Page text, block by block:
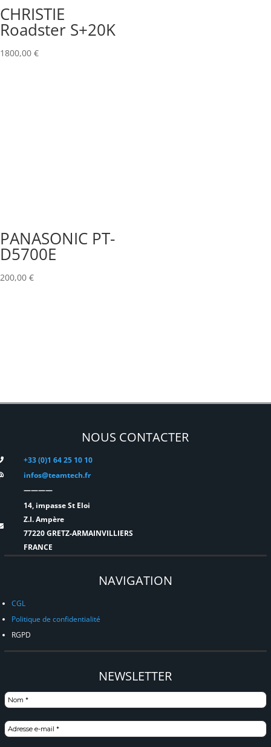
CHRISTIE
Roadster S+20K
1800,00 €
PANASONIC PT-
D5700E
200,00 €
NOUS CONTACTER
+33 (0)1 64 25 10 10
infos@teamtech.fr
————
14, impasse St Eloi
Z.I. Ampère
77220 GRETZ-ARMAINVILLIERS
FRANCE
NAVIGATION
CGL
Politique de confidentialité
RGPD
NEWSLETTER